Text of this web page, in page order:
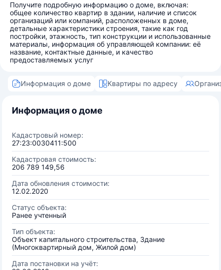
Получите подробную информацию о доме, включая:
общее количество квартир в здании, наличие и список
организаций или компаний, расположенных в доме,
детальные характеристики строения, такие как год
постройки, этажность, тип конструкции и использованные
материалы, информация об управляющей компании: её
название, контактные данные, и качество
предоставляемых услуг
Информация о доме Квартиры по адресу
Информация о доме
Кадастровый номер:
27:23:0030411:500
Кадастровая стоимость:
206 789 149,56
Дата обновления стоимости:
12.02.2020
Статус объекта:
Ранее учтенный
Тип объекта:
Объект капитального строительства, Здание
(Многоквартирный дом, Жилой дом)
Дата постановки на учёт: